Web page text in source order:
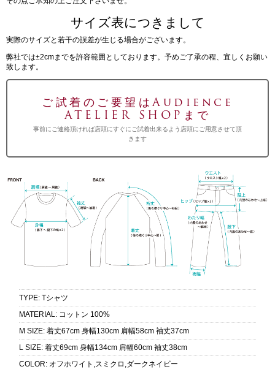
サイズ表につきまして
実際のサイズと若干の誤差が生じる場合がございます。
弊社では±2cmまでを許容範囲としております。予めご了承の程、宜しくお願い
致します。
ご試着のご要望はAudience
ATELIER SHOPまで
事前にご連絡頂ければ店頭にすぐにご試着出来るよう店頭にご用意させて頂
きます
TYPE: Tシャツ
MATERIAL: コットン 100%
M SIZE: 着丈67cm 身幅130cm 肩幅58cm 袖丈37cm
L SIZE: 着丈69cm 身幅134cm 肩幅60cm 袖丈38cm
COLOR: オフホワイト,スミクロ,ダークネイビー